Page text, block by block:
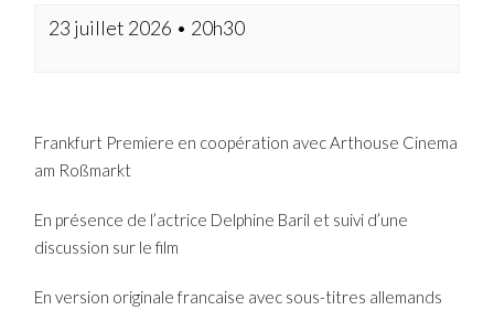
23 juillet 2026 • 20h30
Frankfurt Premiere en coopération avec Arthouse Cinema
am Roßmarkt
En présence de l’actrice Delphine Baril et suivi d’une
discussion sur le film
En version originale francaise avec sous-titres allemands